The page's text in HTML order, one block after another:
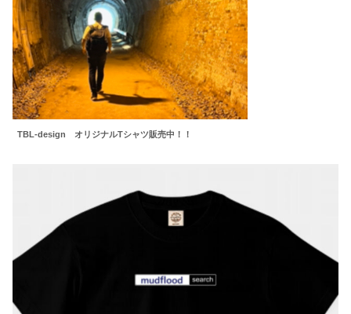
TBL-design オリジナルTシャツ販売中！！